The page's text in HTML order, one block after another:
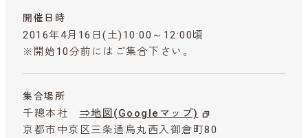
開催日時
2016年4月16日(土)10:00～12:00頃
※開始10分前にはご集合下さい。
集合場所
千總本社 ⇒地図(Googleマップ)
京都市中京区三条通烏丸西入御倉町80